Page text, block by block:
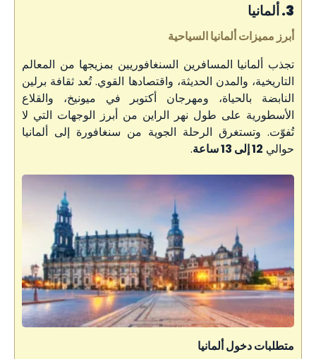
3. ألمانيا
أبرز مميزات ألمانيا السياحية
تجذب ألمانيا المسافرين السنغافوريين بمزيجها من المعالم
التاريخية، والمدن الحديثة، واقتصادها القوي. تُعد ثقافة برلين
النابضة بالحياة، ومهرجان أكتوبر في ميونيخ، والقلاع
الأسطورية على طول نهر الراين من أبرز الوجهات التي لا
تُفوّت. وتستغرق الرحلة الجوية من سنغافورة إلى ألمانيا
حوالي 12 إلى 13 ساعة .
متطلبات دخول ألمانيا